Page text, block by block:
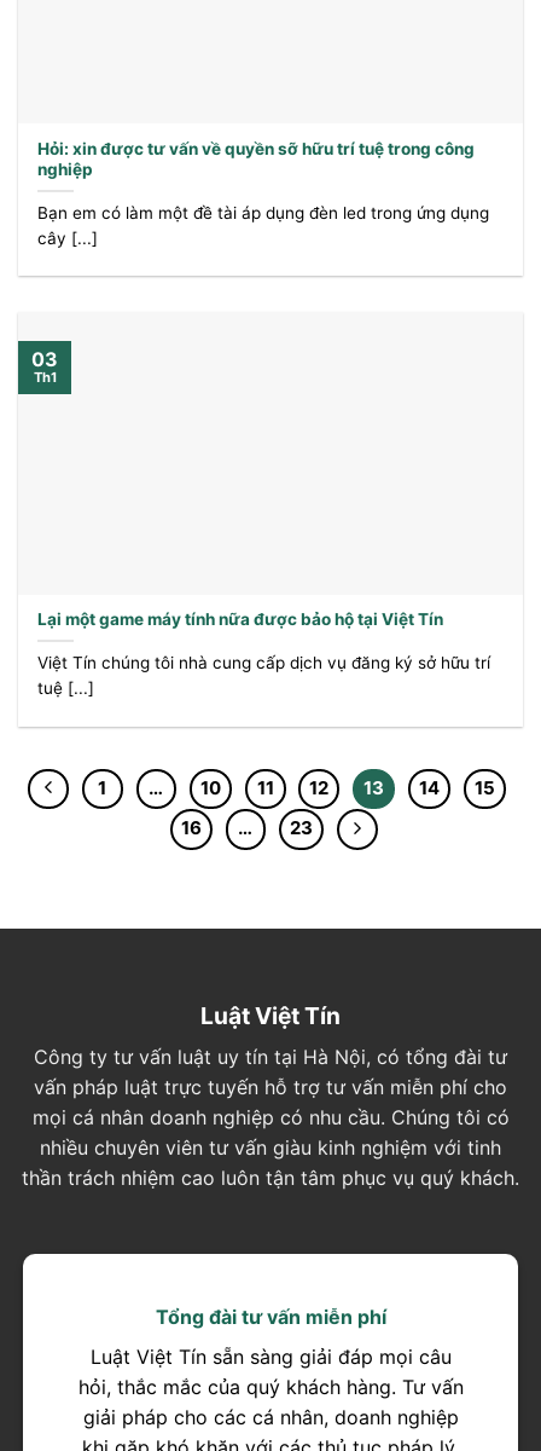
Hỏi: xin được tư vấn về quyền sỡ hữu trí tuệ trong công
nghiệp
Bạn em có làm một đề tài áp dụng đèn led trong ứng dụng
cây [...]
Lại một game máy tính nữa được bảo hộ tại Việt Tín
Việt Tín chúng tôi nhà cung cấp dịch vụ đăng ký sở hữu trí
tuệ [...]
03
Th1
1 … 10 11 12 13 14
15
16
… 23
Luật Việt Tín
Công ty tư vấn luật uy tín tại Hà Nội, có tổng đài tư
vấn pháp luật trực tuyến hỗ trợ tư vấn miễn phí cho
mọi cá nhân doanh nghiệp có nhu cầu. Chúng tôi có
nhiều chuyên viên tư vấn giàu kinh nghiệm với tinh
thần trách nhiệm cao luôn tận tâm phục vụ quý khách.
Tổng đài tư vấn miễn phí
Luật Việt Tín sẵn sàng giải đáp mọi câu
hỏi, thắc mắc của quý khách hàng. Tư vấn
giải pháp cho các cá nhân, doanh nghiệp